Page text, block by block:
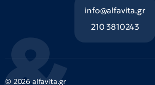
info@alfavita.gr
210 3810243
© 2026 alfavita.gr